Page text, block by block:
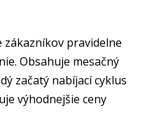
zákazníkov pravidelne
Obsahuje mesačný
začatý nabíjací cyklus
výhodnejšie ceny